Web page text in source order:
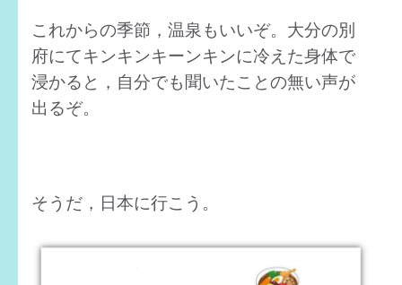
これからの季節，温泉もいいぞ。大分の別
府にてキンキンキーンキンに冷えた身体で
浸かると，自分でも聞いたことの無い声が
出るぞ。
そうだ，日本に行こう。